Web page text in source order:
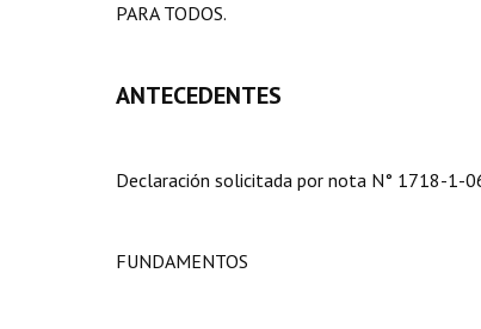
PARA TODOS.
ANTECEDENTES
Declaración solicitada por nota N° 1718-1-
FUNDAMENTOS